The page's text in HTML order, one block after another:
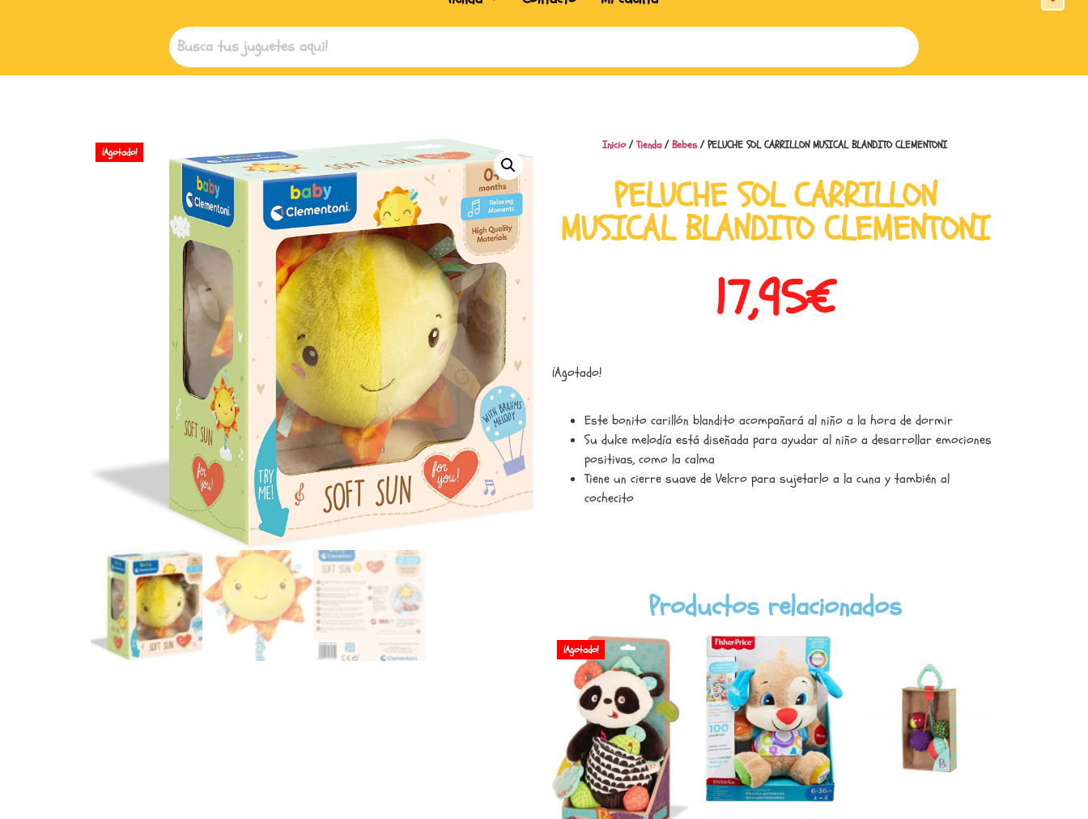
¡Agotado! Inicio/Tienda/Bebes/ PELUCHE SOL CARRILLON MUSICAL BLANDITO CLEMENTONI
PELUCHE SOL CARRILLON
MUSICAL BLANDITO CLEMENTONI
17,95€
¡Agotado!
Este bonito carillón blandito acompañará al niño a la hora de dormir
Su dulce melodía está diseñada para ayudar al niño a desarrollar emociones
positivas, como la calma
Tiene un cierre suave de Velcro para sujetarlo a la cuna y también al
cochecito
Productos relacionados
¡Agotado!